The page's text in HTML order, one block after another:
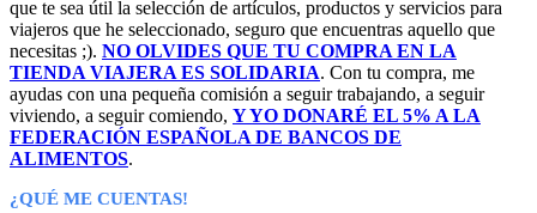
que te sea útil la selección de artículos, productos y servicios para
viajeros que he seleccionado, seguro que encuentras aquello que
necesitas ;). NO OLVIDES QUE TU COMPRA EN LA
TIENDA VIAJERA ES SOLIDARIA. Con tu compra, me
ayudas con una pequeña comisión a seguir trabajando, a seguir
viviendo, a seguir comiendo, Y YO DONARÉ EL 5% A LA
FEDERACIÓN ESPAÑOLA DE BANCOS DE
ALIMENTOS.
¿QUÉ ME CUENTAS!